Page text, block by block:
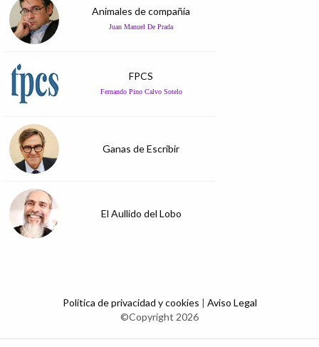
Animales de compañía
Juan Manuel De Prada
FPCS
Fernando Pino Calvo Sotelo
Ganas de Escribir
El Aullido del Lobo
Política de privacidad y cookies | Aviso Legal
©Copyright 2026